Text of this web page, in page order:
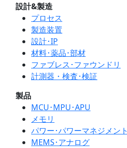
設計&製造
プロセス
製造装置
設計･IP
材料･薬品･部材
ファブレス･ファウンドリ
計測器・検査･検証
製品
MCU･MPU･APU
メモリ
パワー･パワーマネジメント
MEMS･アナログ